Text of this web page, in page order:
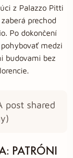
z Palazzo Pitti
prechod
Po dokončení
medzi
budovami bez
post shared
PATRÓNI